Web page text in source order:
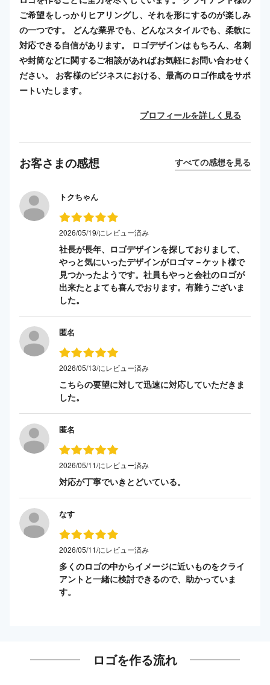
ご希望をしっかりヒアリングし、それを形にするのが楽しみ
の一つです。 どんな業界でも、どんなスタイルでも、柔軟に
対応できる自信があります。 ロゴデザインはもちろん、名刺
や封筒などに関するご相談があればお気軽にお問い合わせく
ださい。 お客様のビジネスにおける、最高のロゴ作成をサポ
ートいたします。
プロフィールを詳しく見る
お客さまの感想 すべての感想を見る
トクちゃん
2026/05/19/にレビュー済み
社長が長年、ロゴデザインを探しておりまして、
やっと気にいったデザインがロゴマ－ケット様で
見つかったようです。社員もやっと会社のロゴが
出来たとよても喜んでおります。有難うございま
した。
匿名
2026/05/13/にレビュー済み
こちらの要望に対して迅速に対応していただきま
した。
匿名
2026/05/11/にレビュー済み
対応が丁寧でいきとどいている。
なす
2026/05/11/にレビュー済み
多くのロゴの中からイメージに近いものをクライ
アントと一緒に検討できるので、助かっていま
す。
ロゴを作る流れ